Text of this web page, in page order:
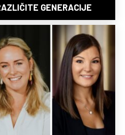
GENERACIJE